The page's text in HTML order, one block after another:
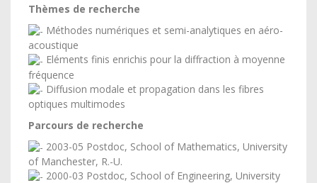
Thèmes de recherche
Méthodes numériques et semi-analytiques en aéro-
acoustique
Eléments finis enrichis pour la diffraction à moyenne
fréquence
Diffusion modale et propagation dans les fibres
optiques multimodes
Parcours de recherche
2003-05 Postdoc, School of Mathematics, University
of Manchester, R.-U.
2000-03 Postdoc, School of Engineering, University